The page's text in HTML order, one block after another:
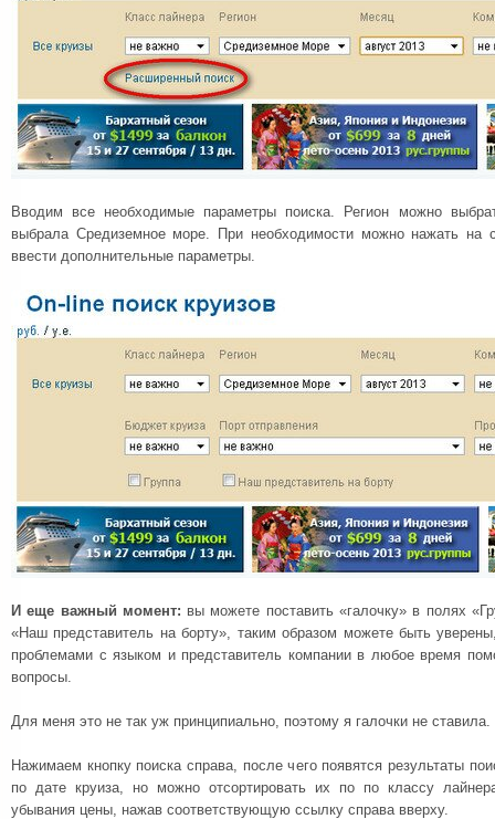
Вводим все необходимые параметры поиска. Регион можно
выбрала Средиземное море. При необходимости можно нажать на
ввести дополнительные параметры.
И еще важный момент: вы можете поставить «галочку» в полях
«Наш представитель на борту», таким образом можете быть
проблемами с языком и представитель компании в любое время
вопросы.
Для меня это не так уж принципиально, поэтому я галочки не ставила.
Нажимаем кнопку поиска справа, после чего появятся результаты
по дате круиза, но можно отсортировать их по по классу
убывания цены, нажав соответствующую ссылку справа вверху.